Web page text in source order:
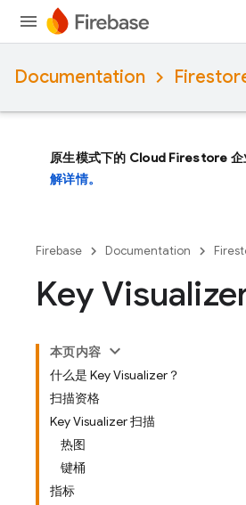
Documentation
原生模式下的 Cloud Firestore 企
解详情。
Firebase Documentation
Key
本页内容
什么是 Key Visualizer？
扫描资格
Key Visualizer 扫描
热图
键桶
指标